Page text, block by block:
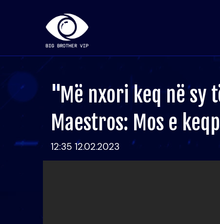
"Më nxori keq në sy
Maestros: Mos e
12:35 12.02.2023